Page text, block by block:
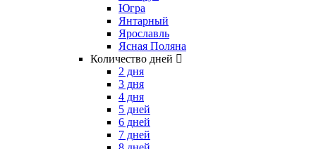
Югра
Янтарный
Ярославль
Ясная Поляна
Количество дней
2 дня
3 дня
4 дня
5 дней
6 дней
7 дней